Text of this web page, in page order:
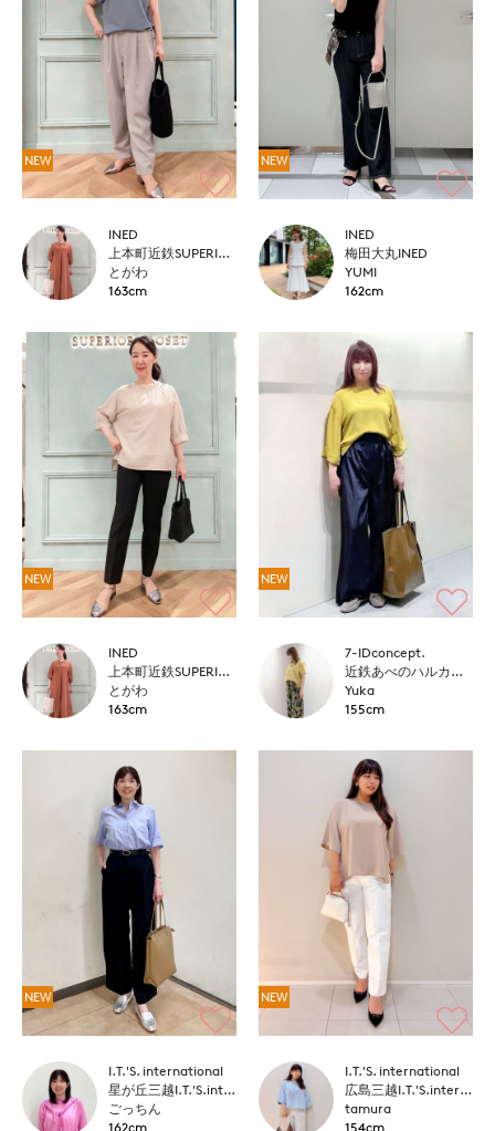
NEW
INED
上本町近鉄SUPERIORCLOSET
とがわ
163cm
NEW
INED
梅田大丸INED
YUMI
162cm
NEW
INED
上本町近鉄SUPERIORCLOSET
とがわ
163cm
NEW
7-IDconcept.
近鉄あべのハルカス7-IDconcept.
Yuka
155cm
NEW
I.T.'S. international
星が丘三越I.T.'S.international
ごっちん
162cm
NEW
I.T.'S. international
広島三越I.T.'S.international
tamura
154cm